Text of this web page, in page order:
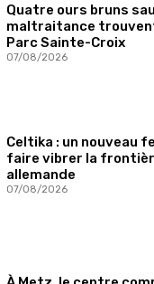
Quatre ours bruns
maltraitance
Parc Sainte-Croix
07/08/2026
Celtika : un nouveau
faire vibrer la
allemande
07/08/2026